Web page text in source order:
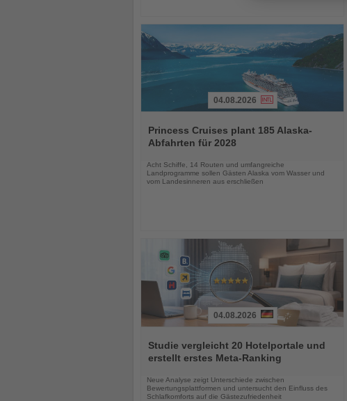
Sie
die
04.08.2026
Princess Cruises plant 185 Alaska-
Abfahrten für 2028
Acht Schiffe, 14 Routen und umfangreiche
Landprogramme sollen Gästen Alaska vom Wasser und
vom Landesinneren aus erschließen
Sie
die
04.08.2026
Studie vergleicht 20 Hotelportale und
erstellt erstes Meta-Ranking
Neue Analyse zeigt Unterschiede zwischen
Bewertungsplattformen und untersucht den Einfluss des
Schlafkomforts auf die Gästezufriedenheit